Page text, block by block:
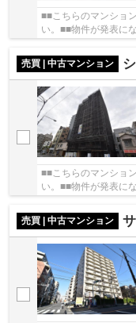
■■こちらのマンショ
い。■■物件が発表に
売買 | 中古マンション
■■こちらのマンショ
い。■■物件が発表に
売買 | 中古マンション